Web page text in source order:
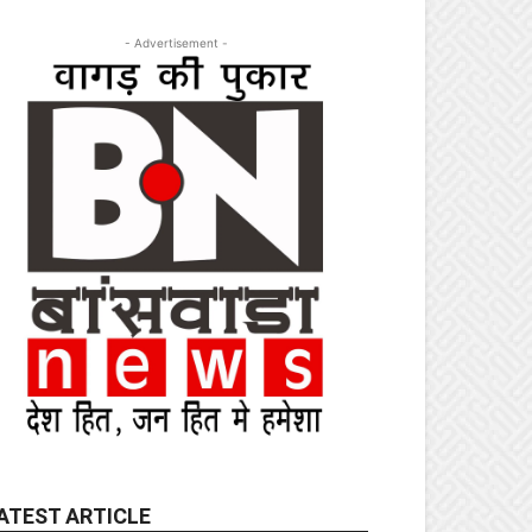
- Advertisement -
ARTICLE